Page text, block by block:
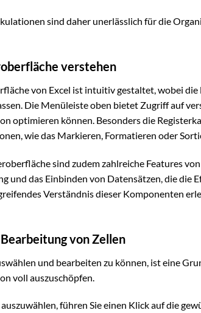
sind daher unerlässlich für die
verstehen
von Excel ist intuitiv gestaltet, wobei
Die Menüleiste oben bietet Zugriff auf
optimieren können. Besonders die
wie das Markieren, Formatieren oder
sind zudem zahlreiche Features
und das Einbinden von Datensätzen, die
Verständnis dieser Komponenten
von Zellen
und bearbeiten zu können, ist eine
voll auszuschöpfen.
führen Sie einen Klick auf die